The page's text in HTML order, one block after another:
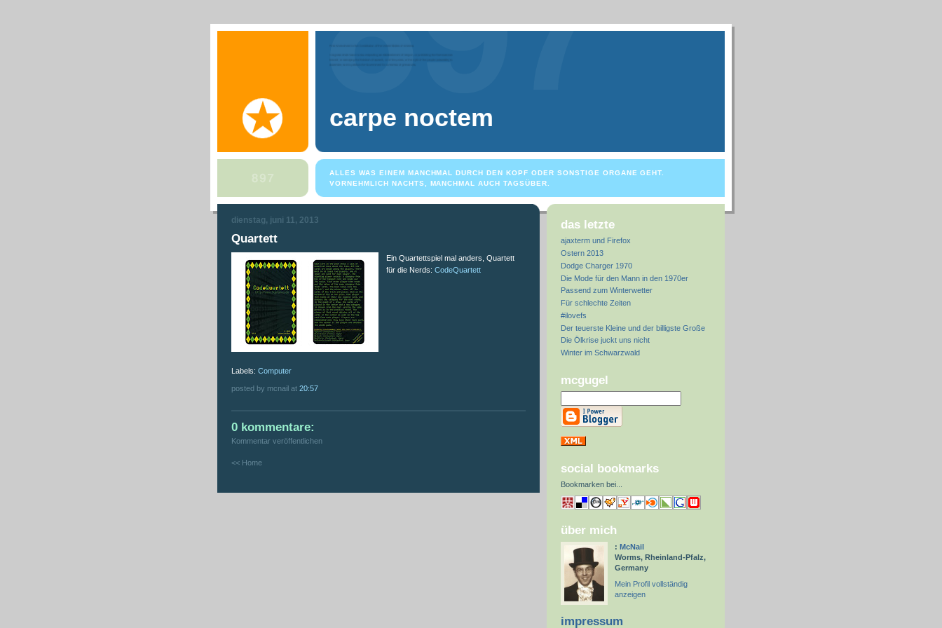
carpe noctem
ALLES WAS EINEM MANCHMAL DURCH DEN KOPF ODER SONSTIGE ORGANE GEHT.
VORNEHMLICH NACHTS, MANCHMAL AUCH TAGSÜBER.
dienstag, juni 11, 2013
Quartett
Ein Quartettspiel mal anders, Quartett
für die Nerds:CodeQuartett
Labels: Computer
posted by mcnail at 20:57
0 kommentare:
Kommentar veröffentlichen
<< Home
das letzte
ajaxterm und Firefox
Ostern 2013
Dodge Charger 1970
Die Mode für den Mann in den 1970er
Passend zum Winterwetter
Für schlechte Zeiten
#ilovefs
Der teuerste Kleine und der billigste Große
Die Ölkrise juckt uns nicht
Winter im Schwarzwald
mcgugel
social bookmarks
Bookmarken bei
über mich
: McNail
Worms, Rheinland-Pfalz,
Germany
Mein Profil vollständig
anzeigen
impressum